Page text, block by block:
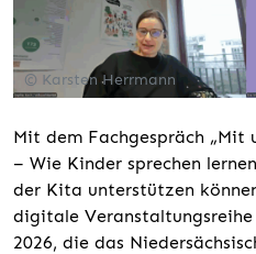
© Karsten Herrmann
Mit dem Fachgespräch „Mit
– Wie Kinder sprechen
der Kita unterstützen
digitale
2026, die das